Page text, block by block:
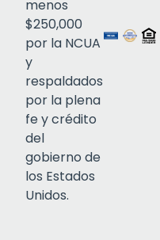
menos
$250,000
por la NCUA
y
respaldados
por la plena
fe y crédito
del
gobierno de
los Estados
Unidos.